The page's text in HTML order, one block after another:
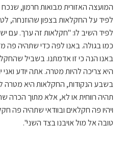
המועצה האזורית מבואות חרמון,
לפיד על החקלאות בצפון שהוזנחה,
לפיד השיב לו: "חקלאות זה ערך. עם
כמו בגולה. באנו לפה כדי שתהיה פה
באנו הנה כי זו אדמתנו. בשביל
היא צריכה להיות מטרה. אתה יודע
בשבע הנקודות, החקלאות היא מטרה
תהיה רווחית או לא, אלא מתוך הכרה
ויהיו פה חקלאים ובוודאי שתהיה פה
טובה אל מול אויבנו בצד השני".